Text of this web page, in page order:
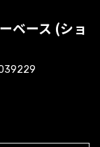
ベース (ショ